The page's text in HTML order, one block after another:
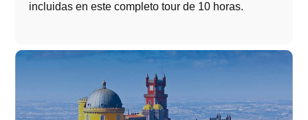
incluidas en este completo tour de 10 horas.